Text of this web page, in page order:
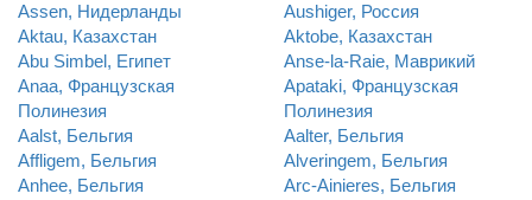
Assen, Нидерланды
Aushiger, Россия
Aktau, Казахстан
Aktobe, Казахстан
Abu Simbel, Египет
Anse-la-Raie, Маврикий
Anaa, Французская
Полинезия
Apataki, Французская
Полинезия
Aalst, Бельгия
Aalter, Бельгия
Affligem, Бельгия
Alveringem, Бельгия
Anhee, Бельгия
Arc-Ainieres, Бельгия